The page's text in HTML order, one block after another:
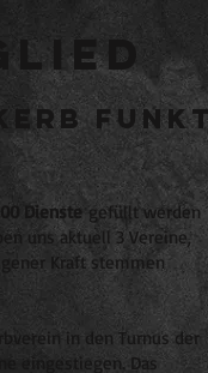
Kerb
Dienste gefüllt werden
uns aktuell 3 Vereine,
Kraft stemmen
in den Turnus der
eingestiegen. Das